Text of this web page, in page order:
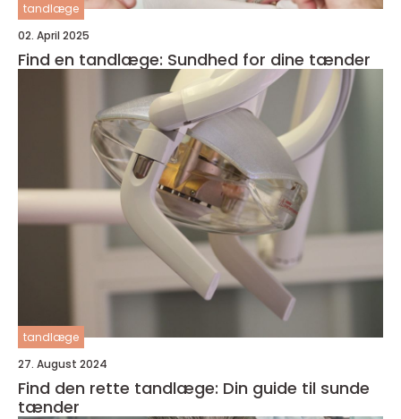
tandlæge
02. April 2025
Find en tandlæge: Sundhed for dine tænder
tandlæge
27. August 2024
Find den rette tandlæge: Din guide til sunde
tænder